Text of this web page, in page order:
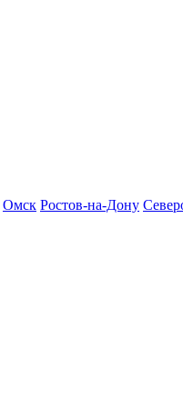
Омск Ростов-на-Дону